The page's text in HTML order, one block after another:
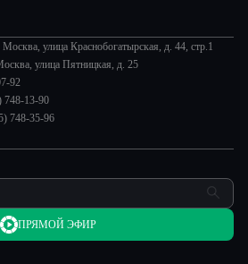
улица Краснобогатырская, д. 44, стр.1
улица Пятницкая, д. 25
92
748-13-90
748-35-96
ПРЯМОЙ ЭФИР